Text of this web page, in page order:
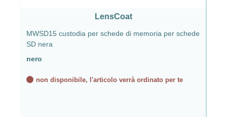
LensCoat
MWSD15 custodia per schede di memoria per schede
SD nera
nero
non disponibile, l'articolo verrà ordinato per te